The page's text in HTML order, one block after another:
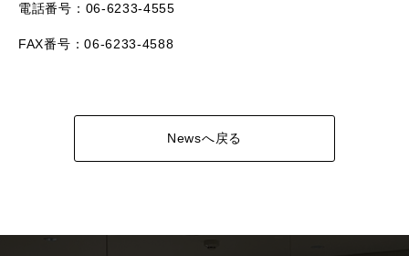
電話番号：06-6233-4555
FAX番号：06-6233-4588
Newsへ戻る